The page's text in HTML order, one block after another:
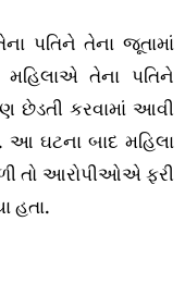
પતિને તેના જૂતામાં
મહિલાએ તેના પતિને
છેડતી કરવામાં આવી
ઘટના બાદ મહિલા
તો આરોપીઓએ ફરી
હતા.